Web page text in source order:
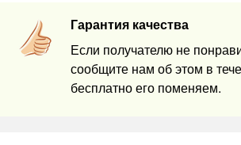
Гарантия качества
Если получателю не
сообщите нам об этом в
бесплатно его поменяем.